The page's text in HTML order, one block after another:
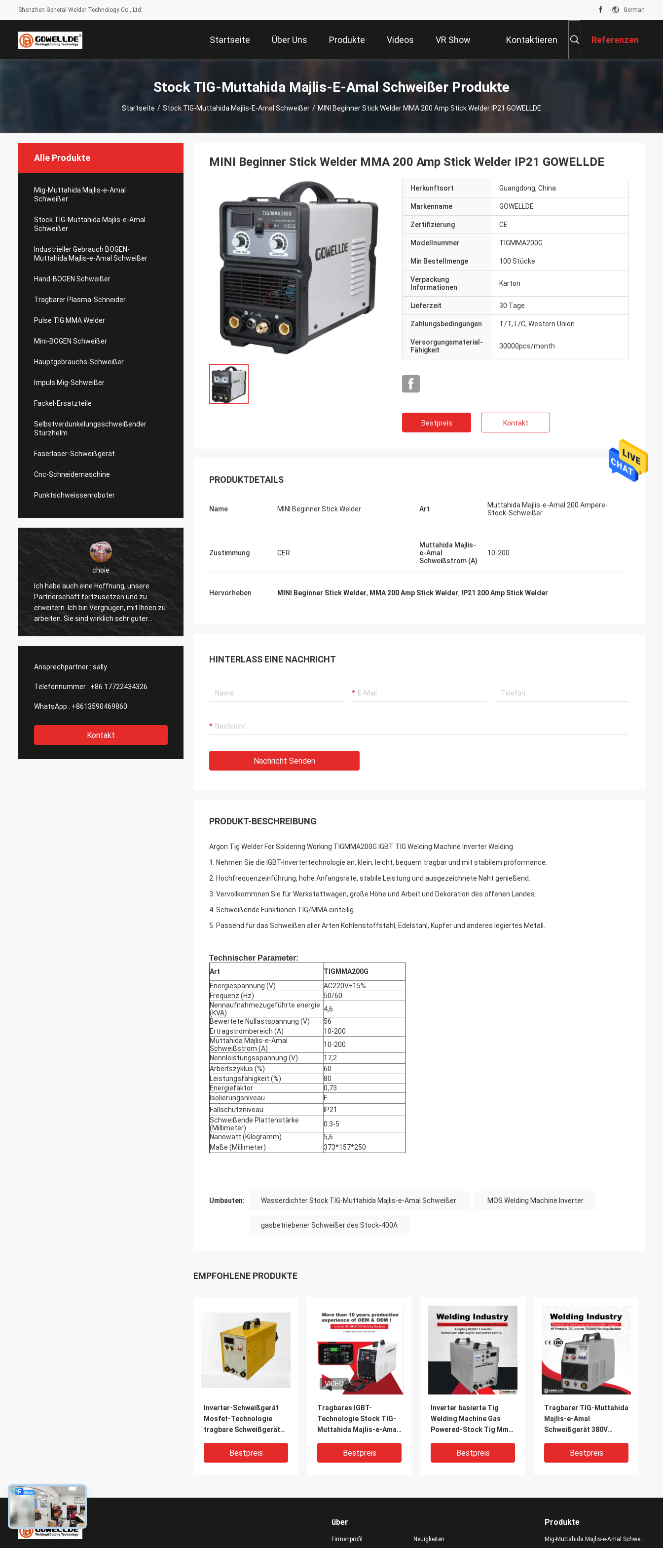
Shenzhen General Welder Technology Co., Ltd. German
Startseite Über Uns Produkte Videos VR Show Kontaktieren Referenzen
Stock TIG-Muttahida Majlis-E-Amal Schweißer Produkte
Startseite / Stock TIG-Muttahida Majlis-E-Amal Schweißer / MINI Beginner Stick Welder MMA 200 Amp Stick Welder IP21 GOWELLDE
Alle Produkte
Mig-Muttahida Majlis-e-Amal
Schweißer
Stock TIG-Muttahida Majlis-e-Amal
Schweißer
Industrieller Gebrauch BOGEN-
Muttahida Majlis-e-Amal Schweißer
Hand-BOGEN Schweißer
Tragbarer Plasma-Schneider
Pulse TIG MMA Welder
Mini-BOGEN Schweißer
Hauptgebrauchs-Schweißer
Impuls Mig-Schweißer
Fackel-Ersatzteile
Selbstverdunkelungsschweißender
Sturzhelm
Faserlaser-Schweißgerät
Cnc-Schneidemaschine
Punktschweissenroboter
choie
Ich habe auch eine Hoffnung, unsere
Partnerschaft fortzusetzen und zu
erweitern. Ich bin Vergnügen, mit Ihnen zu
arbeiten. Sie sind wirklich sehr guter
Fachmann und stützen uns ständig. Die
gefallen, helfen Sie uns, unser zu
verbessern überprüfen für mich und
Ansprechpartner : sally
Telefonnummer : +86 17722434326
WhatsApp : +8613590469860
Kontakt
MINI Beginner Stick Welder MMA 200 Amp Stick Welder IP21 GOWELLDE
Herkunftsort Guangdong, China
Markenname GOWELLDE
Zertifizierung CE
Modellnummer TIGMMA200G
Min Bestellmenge 100 Stücke
Verpackung
Informationen
Karton
Lieferzeit 30 Tage
Zahlungsbedingungen T/T, L/C, Western Union
Versorgungsmaterial-
Fähigkeit
30000pcs/month
Bestpreis Kontakt
PRODUKTDETAILS
Name MINI Beginner Stick Welder Art
Muttahida Majlis-e-Amal 200 Ampere-
Stock-Schweißer
Zustimmung CER
Muttahida Majlis-
e-Amal
Schweißstrom (A)
10-200
Hervorheben MINI Beginner Stick Welder, MMA 200 Amp Stick Welder, IP21 200 Amp Stick Welder
HINTERLASS EINE NACHRICHT
Nachricht Senden
PRODUKT-BESCHREIBUNG
Argon Tig Welder For Soldering Working TIGMMA200G IGBT TIG Welding Machine Inverter Welding
1. Nehmen Sie die IGBT-Invertertechnologie an, klein, leicht, bequem tragbar und mit stabilem proformance.
2. Hochfrequenzeinführung, hohe Anfangsrate, stabile Leistung und ausgezeichnete Naht genießend.
3. Vervollkommnen Sie für Werkstattwagen, große Höhe und Arbeit und Dekoration des offenen Landes.
4. Schweißende Funktionen TIG/MMA einteilig.
5. Passend für das Schweißen aller Arten Kohlenstoffstahl, Edelstahl, Kupfer und anderes legiertes Metall.
Technischer Parameter:
Art
TIGMMA200G
Energiespannung (V)
AC220V±15%
Frequenz (Hz)
50/60
Nennaufnahmezugeführte energie
(KVA)
4,6
Bewertete Nullastspannung (V)
56
Ertragstrombereich (A)
10-200
Muttahida Majlis-e-Amal
Schweißstrom (A)
10-200
Nennleistungsspannung (V)
17,2
Arbeitszyklus (%)
60
Leistungsfähigkeit (%)
80
Energiefaktor
0,73
Isolierungsniveau
F
Fallschutzniveau
IP21
Schweißende Plattenstärke
(Millimeter)
0.3-5
Nanowatt (Kilogramm)
5,6
Maße (Millimeter)
373*157*250
Umbauten: Wasserdichter Stock TIG-Muttahida Majlis-e-Amal Schweißer MOS Welding Machine Inverter
gasbetriebener Schweißer des Stock-400A
EMPFOHLENE PRODUKTE
Inverter-Schweißgerät
Mosfet-Technologie
tragbare Schweißgeräte
Bogenkraft und
Bogenschweißer
Bestpreis
VIDEO
Tragbares IGBT-
Technologie Stock TIG-
Muttahida Majlis-e-Amal
Wechselstrom-DC
Hochfrequenz-TIG
Bestpreis
Inverter basierte Tig
Welding Machine Gas
Powered-Stock Tig Mma
Mos Welding Machine
Bestpreis
Tragbarer TIG-Muttahida
Majlis-e-Amal
Schweißgerät 380V
Energieeinsparung DC-
Schweißer
Bestpreis
über
Firmenprofil Neuigkeiten
Produkte
Mig-Muttahida Majlis-e-Amal Schweißer